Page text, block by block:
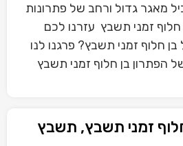
מאגר גדול ורחב של פתרונות
חלוף זמני תשבץ עזרנו לכם
חלוף זמני תשבץ? פרגנו לנו
הפתרון בן חלוף זמני תשבץ
זמני תשבץ, תשבץ